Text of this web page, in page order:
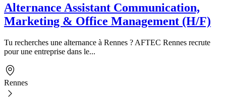
Alternance Assistant Communication,
Marketing & Office Management (H/F)
Tu recherches une alternance à Rennes ? AFTEC Rennes recrute
pour une entreprise dans le...
Rennes